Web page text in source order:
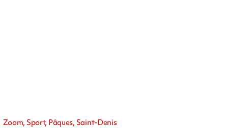
Zoom, Sport, Pâques, Saint-Denis